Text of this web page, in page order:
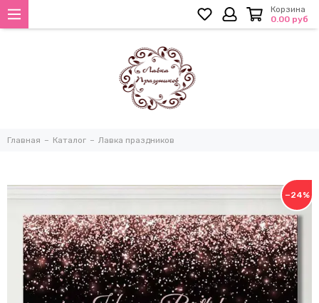
Корзина
0.00 руб
Главная Каталог Лавка праздников
−24%